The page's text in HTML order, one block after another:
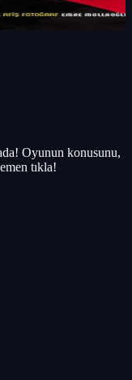
Oyunun konusunu,
tıkla!